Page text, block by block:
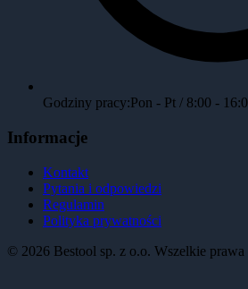
Godziny pracy:Pon - Pt / 8:00 -
Informacje
Kontakt
Pytania i odpowiedzi
Regulamin
Polityka prywatności
© 2026 Bestool sp. z o.o. Wszelkie prawa